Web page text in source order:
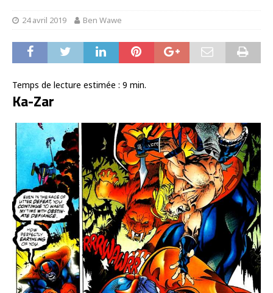
24 avril 2019 Ben Wawe
Temps de lecture estimée : 9 min.
Ka-Zar